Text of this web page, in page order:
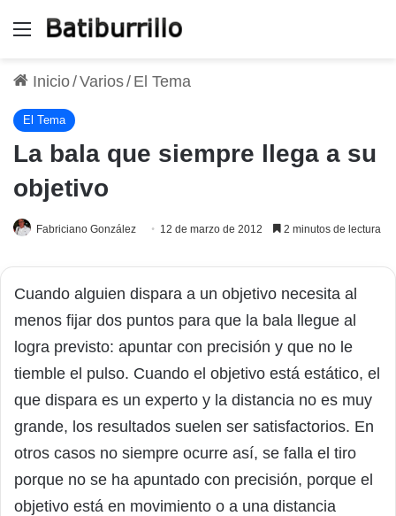
Menú
Inicio/Varios/ El Tema
El Tema
La bala que siempre llega a su
objetivo
Fabriciano González 12 de marzo de 2012 2 minutos de lectura
Cuando alguien dispara a un objetivo necesita al
menos fijar dos puntos para que la bala llegue al
logra previsto: apuntar con precisión y que no le
tiemble el pulso. Cuando el objetivo está estático, el
que dispara es un experto y la distancia no es muy
grande, los resultados suelen ser satisfactorios. En
otros casos no siempre ocurre así, se falla el tiro
porque no se ha apuntado con precisión, porque el
objetivo está en movimiento o a una distancia